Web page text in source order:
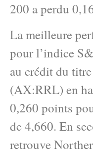
200 a perdu
La meilleure
pour l’indice
au crédit du
(AX:RRL) en
0,260 points
de 4,660. En
retrouve